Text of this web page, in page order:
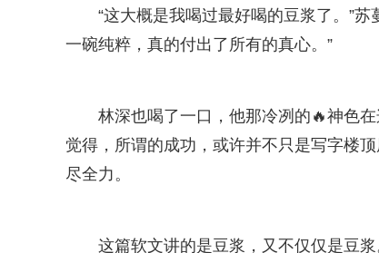
“这大概是我喝过最好喝的豆浆了。”
一碗纯粹，真的付出了所有的真心。”
林深也喝了一口，他那冷冽的🔥神色
觉得，所谓的成功，或许并不只是写字楼
尽全力。
这篇软文讲的是豆浆，又不仅仅是豆